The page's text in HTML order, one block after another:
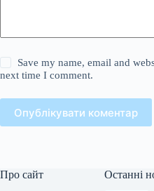
Save my name, email and
next time I comment.
Опублікувати коментар
Про сайт Останні